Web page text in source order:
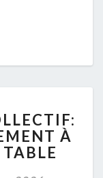
À